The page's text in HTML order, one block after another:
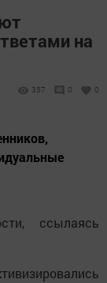
на
357 0 0
ссылаясь